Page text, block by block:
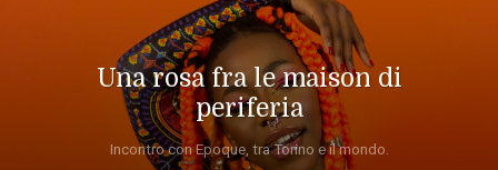
Una rosa fra le maison di
periferia
Incontro con Epoque, tra Torino e il mondo.